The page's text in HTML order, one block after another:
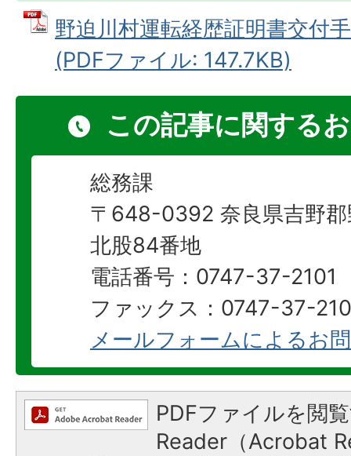
野迫川村運転経歴証明書交付
(PDFファイル: 147.7KB)
この記事に関する
総務課
〒648-0392 奈良県吉野郡
北股84番地
電話番号：0747-37-2101
ファックス：0747-37-
メールフォームによるお
PDFファイルを閲
Reader（Acrobat